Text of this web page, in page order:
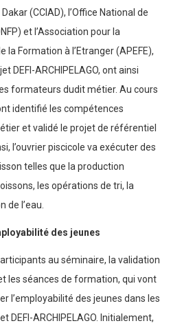
(CCIAD), l’Office National de
et l’Association pour la
la Formation à l’Etranger (APEFE),
DEFI-ARCHIPELAGO, ont ainsi
formateurs dudit métier. Au cours
identifié les compétences
et validé le projet de référentiel
l’ouvrier piscicole va exécuter des
telles que la production
les opérations de tri, la
de l’eau.
des jeunes
au séminaire, la validation
les séances de formation, qui vont
l’employabilité des jeunes dans les
DEFI-ARCHIPELAGO. Initialement,